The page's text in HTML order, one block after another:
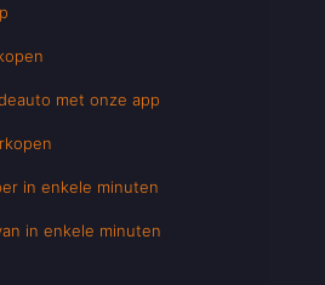
met onze app
in enkele minuten
in enkele minuten